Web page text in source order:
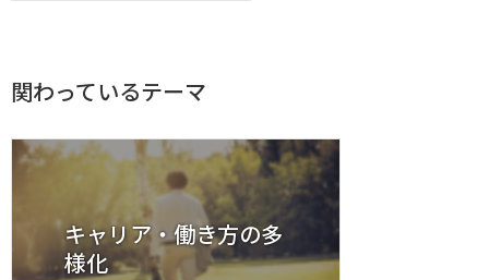
関わっているテーマ
キャリア・働き方の多
様化